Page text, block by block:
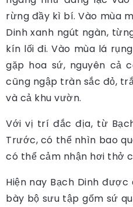
rừng đầy kì bí. Vào mùa
Dinh xanh ngút ngàn,
kín lối đi. Vào mùa lá
gặp hoa sứ, nguyên cả
cũng ngập tràn sắc đỏ,
và cả khu vườn.
Với vị trí đắc địa, từ
Trước, có thể nhìn bao
có thể cảm nhận hơi thở
Hiện nay Bạch Dinh
bày bộ sưu tập gốm sứ